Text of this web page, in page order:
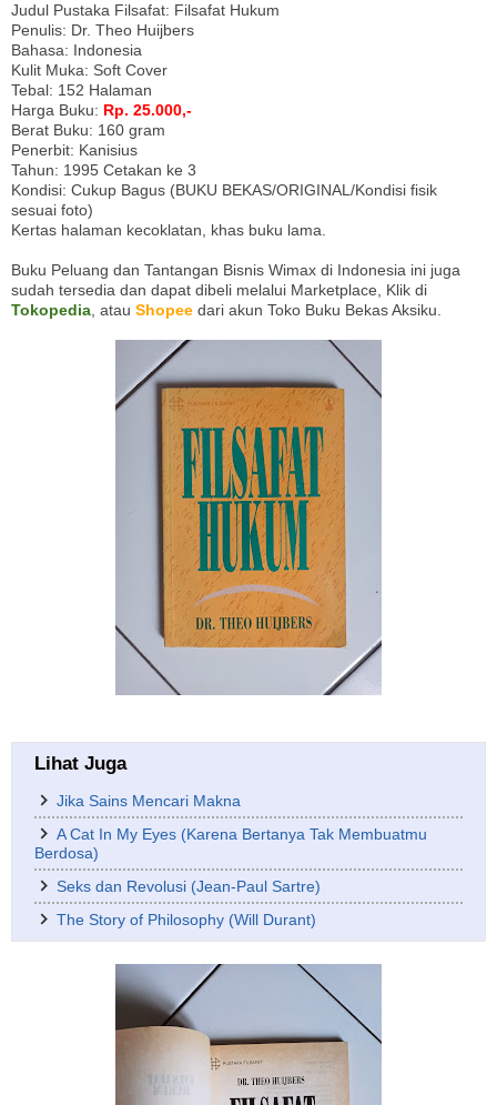
Judul Pustaka Filsafat: Filsafat Hukum
Penulis: Dr. Theo Huijbers
Bahasa: Indonesia
Kulit Muka: Soft Cover
Tebal: 152 Halaman
Harga Buku: Rp. 25.000,-
Berat Buku: 160 gram
Penerbit: Kanisius
Tahun: 1995 Cetakan ke 3
Kondisi: Cukup Bagus (BUKU BEKAS/ORIGINAL/Kondisi fisik
sesuai foto)
Kertas halaman kecoklatan, khas buku lama.
Buku Peluang dan Tantangan Bisnis Wimax di Indonesia ini juga
sudah tersedia dan dapat dibeli melalui Marketplace, Klik di
Tokopedia, atau Shopee dari akun Toko Buku Bekas Aksiku.
Lihat Juga
Jika Sains Mencari Makna
A Cat In My Eyes (Karena Bertanya Tak Membuatmu
Berdosa)
Seks dan Revolusi (Jean-Paul Sartre)
The Story of Philosophy (Will Durant)